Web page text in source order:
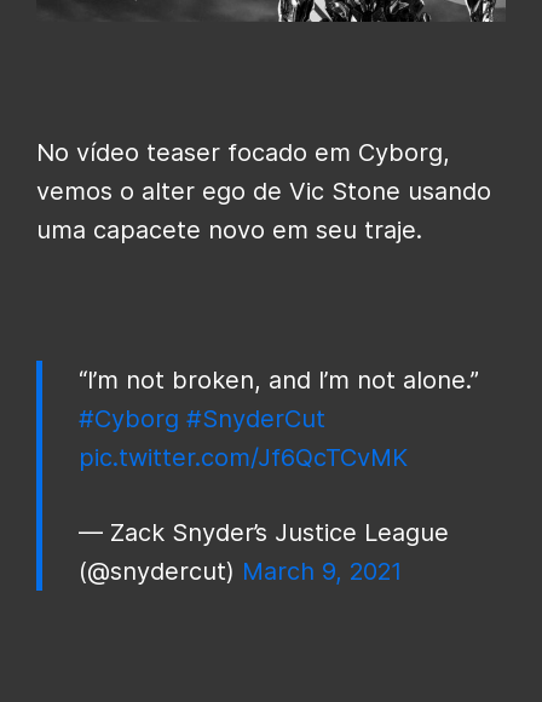
No vídeo teaser focado em Cyborg,
vemos o alter ego de Vic Stone usando
uma capacete novo em seu traje.
“I’m not broken, and I’m not alone.”
#Cyborg #SnyderCut
pic.twitter.com/Jf6QcTCvMK
— Zack Snyder’s Justice League
(@snydercut) March 9, 2021